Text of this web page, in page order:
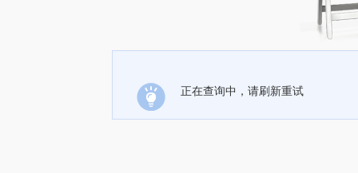
正在查询中，请刷新重试